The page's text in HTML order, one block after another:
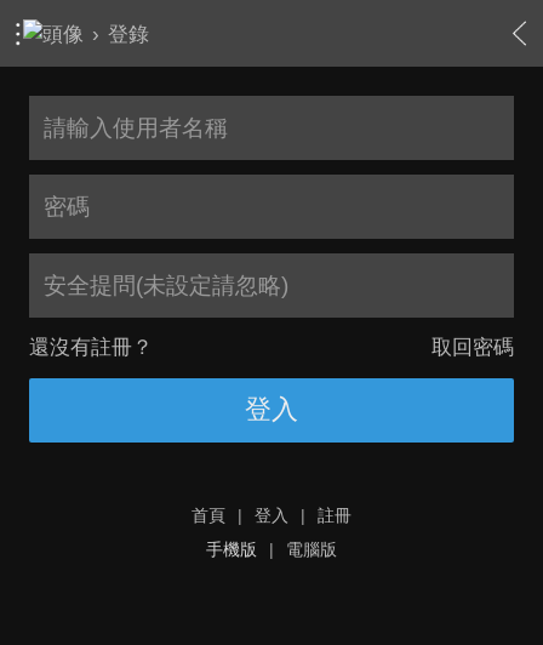
› 登錄
安全提問(未設定請忽略)
還沒有註冊？ 取回密碼
登入
首頁 | 登入 |
註冊
手機版
| 電腦版